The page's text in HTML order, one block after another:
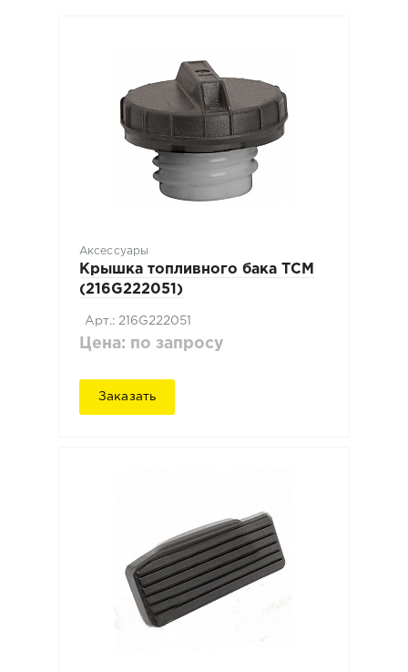
Аксессуары
Крышка топливного бака TCM
(216G222051)
Арт.: 216G222051
Цена: по запросу
Заказать